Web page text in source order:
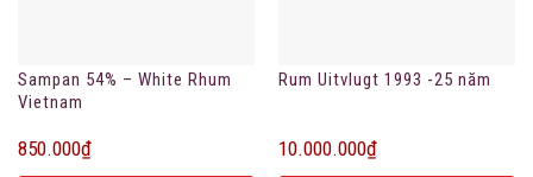
Sampan 54% – White Rhum
Vietnam
850.000₫
Rum Uitvlugt 1993 -25 năm
10.000.000₫